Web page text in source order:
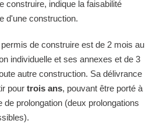
construire, indique la faisabilité
d'une construction.
de construire est de 2 mois au
individuelle et ses annexes et de 3
autre construction. Sa délivrance
pour trois ans, pouvant être porté à
prolongation (deux prolongations